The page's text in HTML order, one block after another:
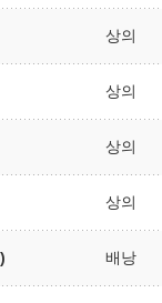
상의
상의
상의
상의
배낭